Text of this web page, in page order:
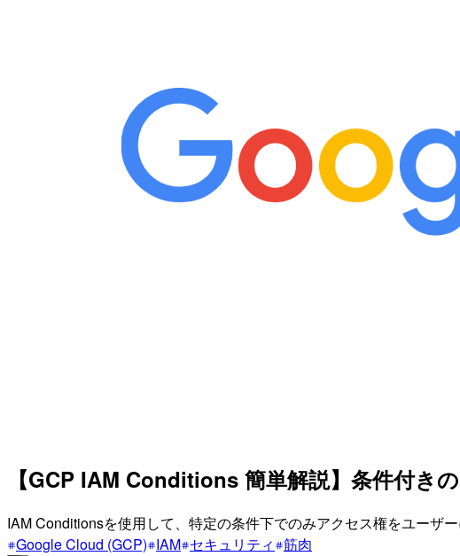
【GCP IAM Conditions 簡単解説】条件付き
IAM Conditionsを使用して、特定の条件下でのみアクセス権をユーザ
Google Cloud (GCP) IAM セキュリティ 筋肉